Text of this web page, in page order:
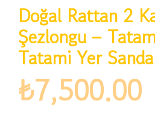
Doğal Rattan 2
Şezlongu –
Tatami Yer
₺7,500.00